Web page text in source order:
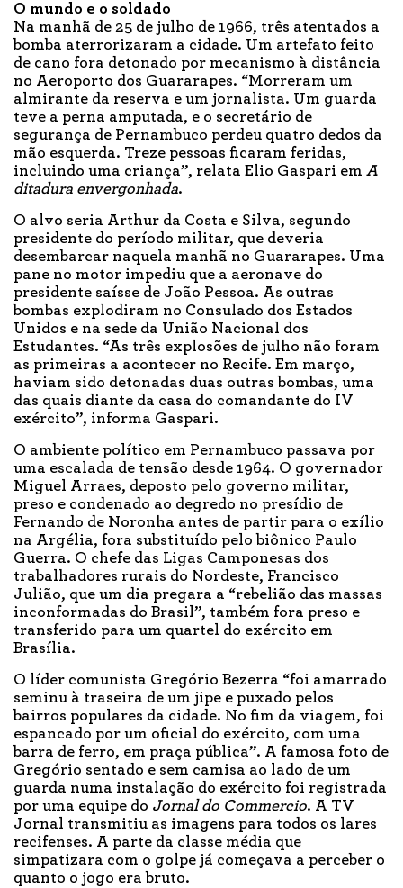
O mundo e o soldado
Na manhã de 25 de julho de 1966, três atentados a
bomba aterrorizaram a cidade. Um artefato feito
de cano fora detonado por mecanismo à distância
no Aeroporto dos Guararapes. “Morreram um
almirante da reserva e um jornalista. Um guarda
teve a perna amputada, e o secretário de
segurança de Pernambuco perdeu quatro dedos da
mão esquerda. Treze pessoas ficaram feridas,
incluindo uma criança”, relata Elio Gaspari em A
ditadura envergonhada.
O alvo seria Arthur da Costa e Silva, segundo
presidente do período militar, que deveria
desembarcar naquela manhã no Guararapes. Uma
pane no motor impediu que a aeronave do
presidente saísse de João Pessoa. As outras
bombas explodiram no Consulado dos Estados
Unidos e na sede da União Nacional dos
Estudantes. “As três explosões de julho não foram
as primeiras a acontecer no Recife. Em março,
haviam sido detonadas duas outras bombas, uma
das quais diante da casa do comandante do IV
exército”, informa Gaspari.
O ambiente político em Pernambuco passava por
uma escalada de tensão desde 1964. O governador
Miguel Arraes, deposto pelo governo militar,
preso e condenado ao degredo no presídio de
Fernando de Noronha antes de partir para o exílio
na Argélia, fora substituído pelo biônico Paulo
Guerra. O chefe das Ligas Camponesas dos
trabalhadores rurais do Nordeste, Francisco
Julião, que um dia pregara a “rebelião das massas
inconformadas do Brasil”, também fora preso e
transferido para um quartel do exército em
Brasília.
O líder comunista Gregório Bezerra “foi amarrado
seminu à traseira de um jipe e puxado pelos
bairros populares da cidade. No fim da viagem, foi
espancado por um oficial do exército, com uma
barra de ferro, em praça pública”. A famosa foto de
Gregório sentado e sem camisa ao lado de um
guarda numa instalação do exército foi registrada
por uma equipe do Jornal do Commercio. A TV
Jornal transmitiu as imagens para todos os lares
recifenses. A parte da classe média que
simpatizara com o golpe já começava a perceber o
quanto o jogo era bruto.